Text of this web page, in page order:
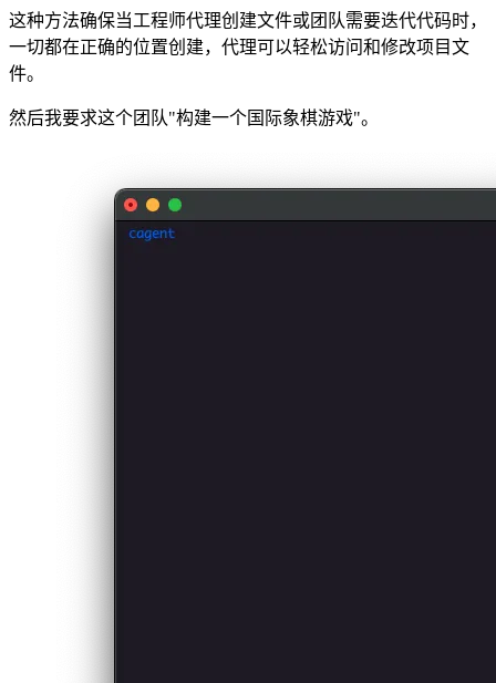
这种方法确保当工程师代理创建文件或团队需要迭代代码时，
一切都在正确的位置创建，代理可以轻松访问和修改项目文
件。
然后我要求这个团队"构建一个国际象棋游戏"。